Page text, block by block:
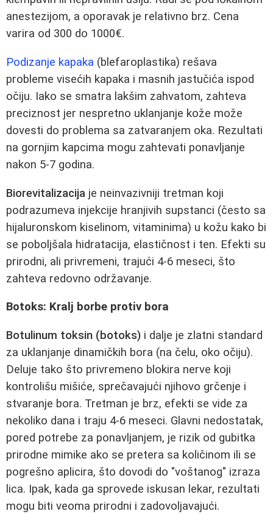
anestezijom, a oporavak je relativno brz. Cena
varira od 300 do 1000€.
Podizanje kapaka (blefaroplastika) rešava
probleme visećih kapaka i masnih jastučića ispod
očiju. Iako se smatra lakšim zahvatom, zahteva
preciznost jer nespretno uklanjanje kože može
dovesti do problema sa zatvaranjem oka. Rezultati
na gornjim kapcima mogu zahtevati ponavljanje
nakon 5-7 godina.
Biorevitalizacija je neinvazivniji tretman koji
podrazumeva injekcije hranjivih supstanci (često sa
hijaluronskom kiselinom, vitaminima) u kožu kako bi
se poboljšala hidratacija, elastičnost i ten. Efekti su
prirodni, ali privremeni, trajući 4-6 meseci, što
zahteva redovno održavanje.
Botoks: Kralj borbe protiv bora
Botulinum toksin (botoks) i dalje je zlatni standard
za uklanjanje dinamičkih bora (na čelu, oko očiju).
Deluje tako što privremeno blokira nerve koji
kontrolišu mišiće, sprečavajući njihovo grčenje i
stvaranje bora. Tretman je brz, efekti se vide za
nekoliko dana i traju 4-6 meseci. Glavni nedostatak,
pored potrebe za ponavljanjem, je rizik od gubitka
prirodne mimike ako se pretera sa količinom ili se
pogrešno aplicira, što dovodi do "voštanog" izraza
lica. Ipak, kada ga sprovede iskusan lekar, rezultati
mogu biti veoma prirodni i zadovoljavajući.